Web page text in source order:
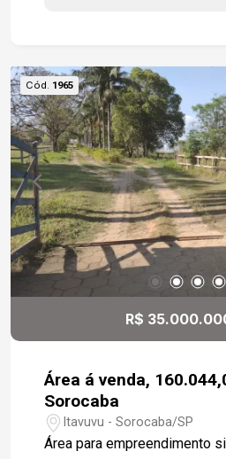
Cód. 1965
R$
Área á venda,
Sorocaba
Itavuvu - Sorocaba/SP
Área para empreendimento